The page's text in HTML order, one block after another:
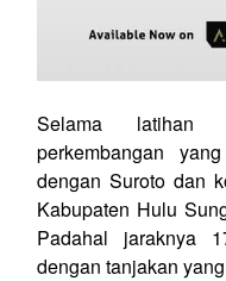
Selama latihan
perkembangan
dengan Suroto dan
Kabupaten Hulu
Padahal jaraknya
dengan tanjakan